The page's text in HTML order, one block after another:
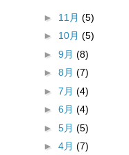
► 11月 (5)
► 10月 (5)
► 9月 (8)
► 8月 (7)
► 7月 (4)
► 6月 (4)
► 5月 (5)
► 4月 (7)